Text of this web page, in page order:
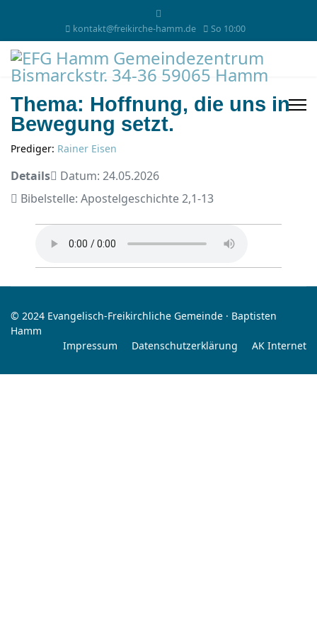
kontakt@freikirche-hamm.de So 10:00
Thema: Hoffnung, die uns in
Bewegung setzt.
Prediger: Rainer Eisen
Details
Datum: 24.05.2026
Bibelstelle: Apostelgeschichte 2,1-13
© 2024 Evangelisch-Freikirchliche Gemeinde · Baptisten
Hamm
Impressum
Datenschutzerklärung AK Internet